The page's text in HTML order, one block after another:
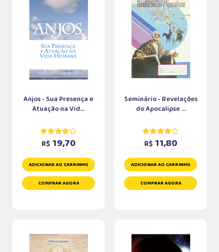
Anjos - Sua Presença e
Atuação na Vid...
R$ 19,70
ADICIONAR AO CARRINHO
COMPRAR AGORA
Seminário - Revelações
do Apocalipse ...
R$ 11,80
ADICIONAR AO CARRINHO
COMPRAR AGORA